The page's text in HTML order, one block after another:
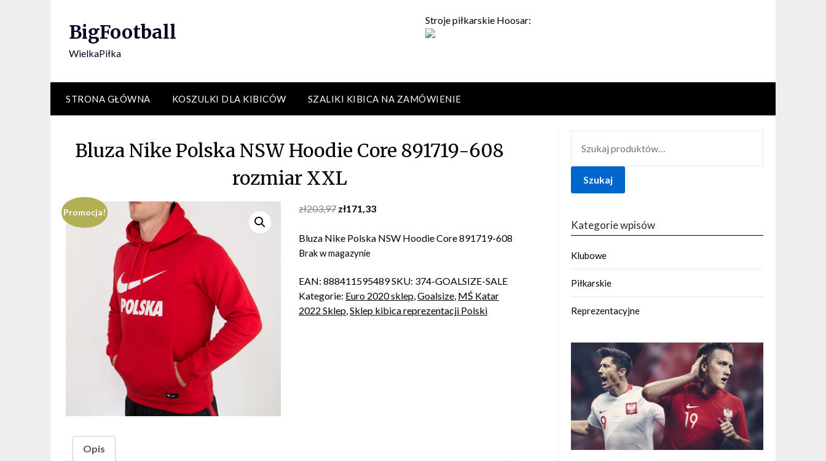
BigFootball
WielkaPiłka
Stroje piłkarskie Hoosar:
STRONA GŁÓWNA KOSZULKI DLA KIBICÓW SZALIKI KIBICA NA ZAMÓWIENIE
Bluza Nike Polska NSW Hoodie Core 891719-608
rozmiar XXL
Promocja! zł203,97 Original
was:
zł203,97.
zł171,33Current
is:
Bluza Nike Polska NSW Hoodie Core 891719-608
Brak w magazynie
EAN: 888411595489SKU: 374-GOALSIZE-SALE
Kategorie: Euro 2020 sklep,Goalsize, MŚ Katar
2022 Sklep,Sklep kibica reprezentacji Polski
Opis
Szukaj
Kategorie wpisów
Klubowe
Piłkarskie
Reprezentacyjne